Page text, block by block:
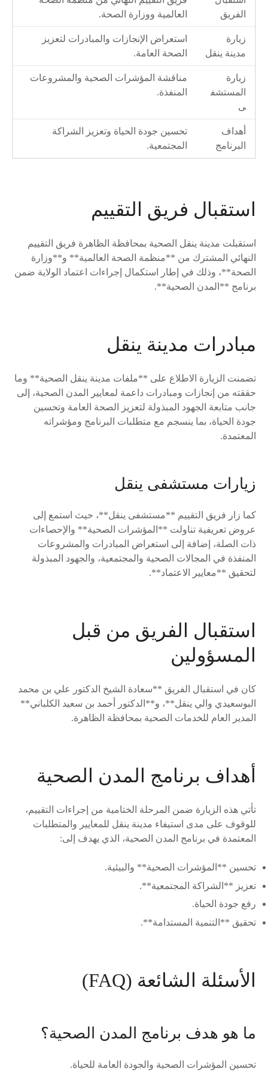
الفريق
العالمية ووزارة الصحة.
زيارة
مدينة ينقل
استعراض الإنجازات والمبادرات لتعزيز
الصحة العامة.
زيارة
المستشف
ى
مناقشة المؤشرات الصحية والمشروعات
المنفذة.
أهداف
البرنامج
تحسين جودة الحياة وتعزيز الشراكة
المجتمعية.
استقبال فريق التقييم
استقبلت مدينة ينقل الصحية بمحافظة الظاهرة فريق التقييم
النهائي المشترك من **منظمة الصحة العالمية** و**وزارة
الصحة**، وذلك في إطار استكمال إجراءات اعتماد الولاية ضمن
برنامج **المدن الصحية**.
مبادرات مدينة ينقل
تضمنت الزيارة الاطلاع على **ملفات مدينة ينقل الصحية** وما
حققته من إنجازات ومبادرات داعمة لمعايير المدن الصحية، إلى
جانب متابعة الجهود المبذولة لتعزيز الصحة العامة وتحسين
جودة الحياة، بما ينسجم مع متطلبات البرنامج ومؤشراته
المعتمدة.
زيارات مستشفى ينقل
كما زار فريق التقييم **مستشفى ينقل**، حيث استمع إلى
عروض تعريفية تناولت **المؤشرات الصحية** والإحصاءات
ذات الصلة، إضافة إلى استعراض المبادرات والمشروعات
المنفذة في المجالات الصحية والمجتمعية، والجهود المبذولة
لتحقيق **معايير الاعتماد**.
استقبال الفريق من قبل
المسؤولين
كان في استقبال الفريق **سعادة الشيخ الدكتور علي بن محمد
البوسعيدي والي ينقل**، و**الدكتور أحمد بن سعيد الكلباني**
المدير العام للخدمات الصحية بمحافظة الظاهرة.
أهداف برنامج المدن الصحية
تأتي هذه الزيارة ضمن المرحلة الختامية من إجراءات التقييم،
للوقوف على مدى استيفاء مدينة ينقل للمعايير والمتطلبات
المعتمدة في برنامج المدن الصحية، الذي يهدف إلى:
تحسين **المؤشرات الصحية** والبيئية.
تعزيز **الشراكة المجتمعية**.
رفع جودة الحياة.
تحقيق **التنمية المستدامة**.
الأسئلة الشائعة (FAQ)
ما هو هدف برنامج المدن الصحية؟
تحسين المؤشرات الصحية والجودة العامة للحياة.